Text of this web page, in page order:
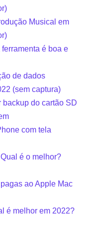
Musical em
é boa e
de dados
(sem captura)
backup do cartão SD
com tela
é o melhor?
ao Apple Mac
é melhor em 2022?